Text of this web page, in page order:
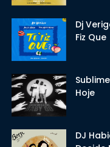
Dj
Fiz Que
Hoje
DJ